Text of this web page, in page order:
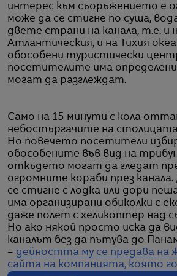
интерес към съоръжението е
може да се стигне по суша,
двете страни на канала, т.е. и
Атлантическия, и на Тихия
обособени туристически
посетителите има
могат да разглеждат.
Само на 15 минути с кола
небостъргачите на
Но повечето посетители
обособените във вид на
откъдето могат да гледат
огромните кораби през
се стигне с лодка или дори
има организирани обиколки с
даже полет с хеликоптер над
Но ако някой просто иска да
каналът без да пътува до
– дейността му се предава на
сайта на компанията, която го